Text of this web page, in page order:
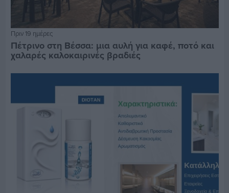
Πριν 19 ημέρες
Πέτρινο στη Βέσσα: μια αυλή για καφέ, ποτό και
χαλαρές καλοκαιρινές βραδιές